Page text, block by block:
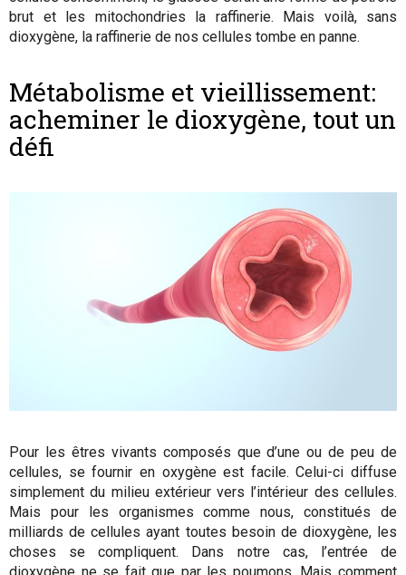
brut et les mitochondries la raffinerie. Mais voilà, sans
dioxygène, la raffinerie de nos cellules tombe en panne.
Métabolisme et vieillissement:
acheminer le dioxygène, tout un
défi
Pour les êtres vivants composés que d’une ou de peu de
cellules, se fournir en oxygène est facile. Celui-ci diffuse
simplement du milieu extérieur vers l’intérieur des cellules.
Mais pour les organismes comme nous, constitués de
milliards de cellules ayant toutes besoin de dioxygène, les
choses se compliquent. Dans notre cas, l’entrée de